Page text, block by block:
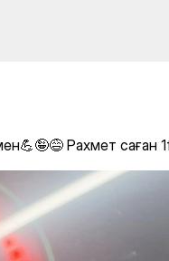
Рахмет саған